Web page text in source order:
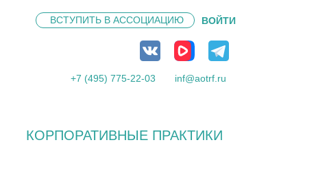
ВСТУПИТЬ В АССОЦИАЦИЮ ВОЙТИ
+7 (495) 775-22-03 inf@aotrf.ru
КОРПОРАТИВНЫЕ ПРАКТИКИ